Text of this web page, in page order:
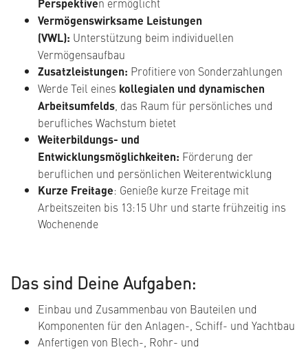
Vermögenswirksame Leistungen
(VWL): Unterstützung beim individuellen
Vermögensaufbau
Zusatzleistungen: Profitiere von Sonderzahlungen
Werde Teil eines kollegialen und dynamischen
Arbeitsumfelds , das Raum für persönliches und
berufliches Wachstum bietet
Weiterbildungs- und
Entwicklungsmöglichkeiten: Förderung der
beruflichen und persönlichen Weiterentwicklung
Kurze Freitage: Genieße kurze Freitage mit
Arbeitszeiten bis 13:15 Uhr und starte frühzeitig ins
Wochenende
Das sind Deine Aufgaben:
Einbau und Zusammenbau von Bauteilen und
Komponenten für den Anlagen-, Schiff- und Yachtbau
Anfertigen von Blech-, Rohr- und